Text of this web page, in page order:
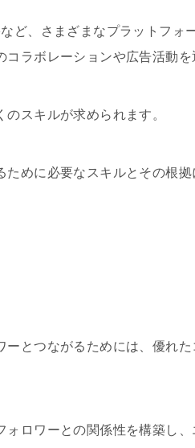
ど、さまざまなプラットフォ
ラボレーションや広告活動を
スキルが求められます。
めに必要なスキルとその根拠
ーとつながるためには、優れ
ロワーとの関係性を構築し